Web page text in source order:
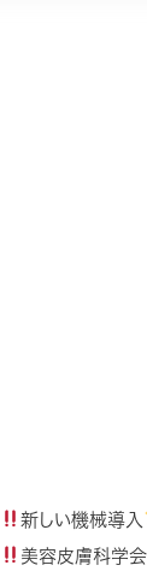
新しい機械導入
美容皮膚科学